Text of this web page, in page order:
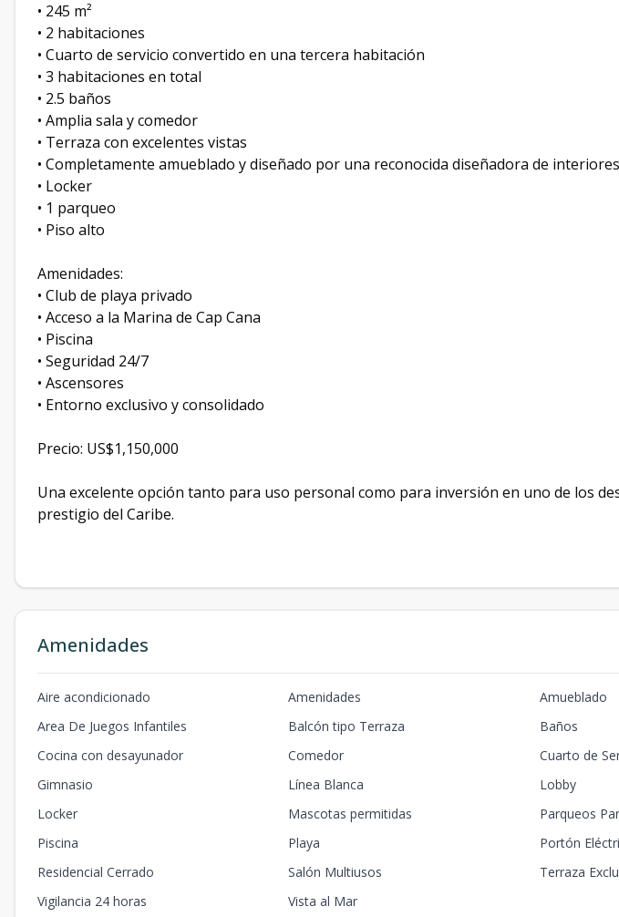
• 245 m²
• 2 habitaciones
• Cuarto de servicio convertido en una tercera habitación
• 3 habitaciones en total
• 2.5 baños
• Amplia sala y comedor
• Terraza con excelentes vistas
• Completamente amueblado y diseñado por una reconocida diseñadora de interiores
• Locker
• 1 parqueo
• Piso alto
Amenidades:
• Club de playa privado
• Acceso a la Marina de Cap Cana
• Piscina
• Seguridad 24/7
• Ascensores
• Entorno exclusivo y consolidado
Precio: US$1,150,000
Una excelente opción tanto para uso personal como para inversión en uno de los
prestigio del Caribe.
Amenidades
Aire acondicionado Amenidades
Amueblado
Area De Juegos Infantiles
Balcón tipo Terraza
Baños
Cocina con desayunador
Comedor
Cuarto de
Gimnasio
Línea Blanca
Lobby
Locker
Mascotas permitidas
Parqueos
Piscina
Playa
Portón
Residencial Cerrado
Salón Multiusos
Terraza
Vigilancia 24 horas
Vista al Mar